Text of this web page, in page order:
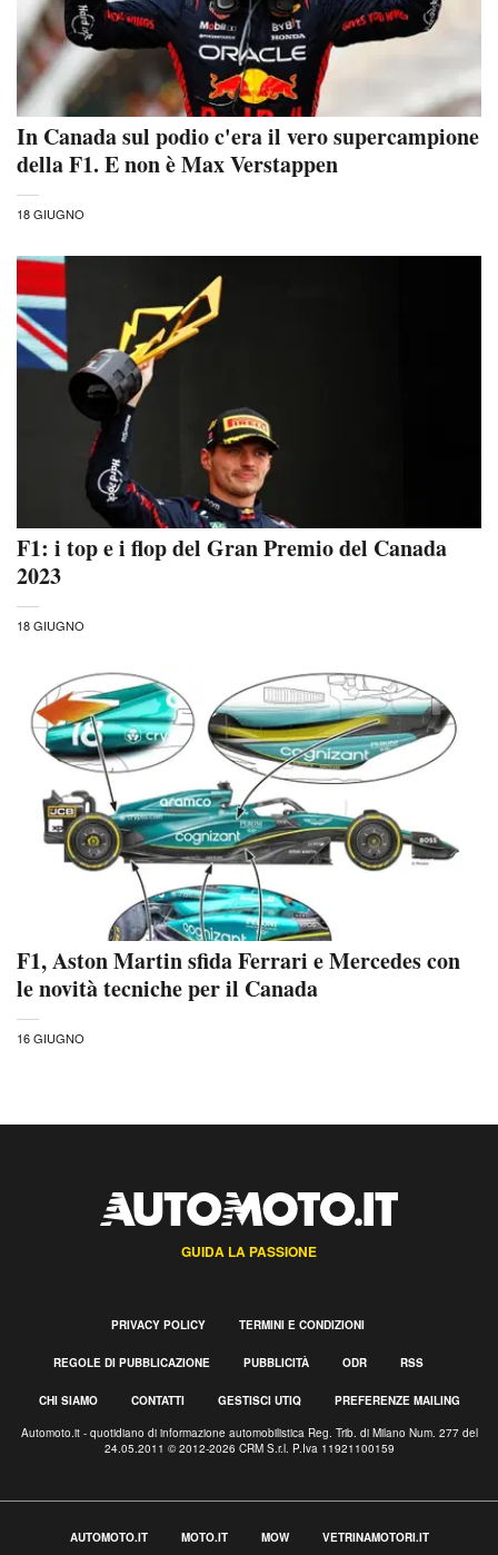
In Canada sul podio c'era il vero supercampione
della F1. E non è Max Verstappen
18 GIUGNO
F1: i top e i flop del Gran Premio del Canada
2023
18 GIUGNO
F1, Aston Martin sfida Ferrari e Mercedes con
le novità tecniche per il Canada
16 GIUGNO
GUIDA LA PASSIONE
PRIVACY POLICY TERMINI E CONDIZIONI
REGOLE DI PUBBLICAZIONE PUBBLICITÀ ODR RSS
CHI SIAMO CONTATTI GESTISCI UTIQ PREFERENZE MAILING
Automoto.it - quotidiano di informazione automobilistica Reg. Trib. di Milano Num. 277 del
24.05.2011 © 2012-2026 CRM S.r.l. P.Iva 11921100159
AUTOMOTO.IT MOTO.IT MOW VETRINAMOTORI.IT